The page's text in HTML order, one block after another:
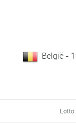
België -
Lotto